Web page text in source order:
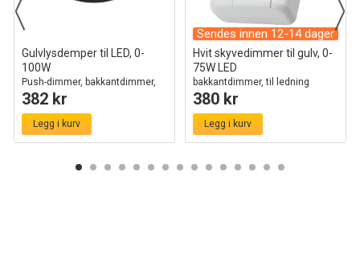
Gulvlysdemper til LED, 0-
100W
Push-dimmer, bakkantdimmer,
sort
382 kr
Legg i kurv
Sendes innen 12-14 dager
Hvit skyvedimmer til gulv, 0-
75W LED
bakkantdimmer, til ledning
380 kr
Legg i kurv